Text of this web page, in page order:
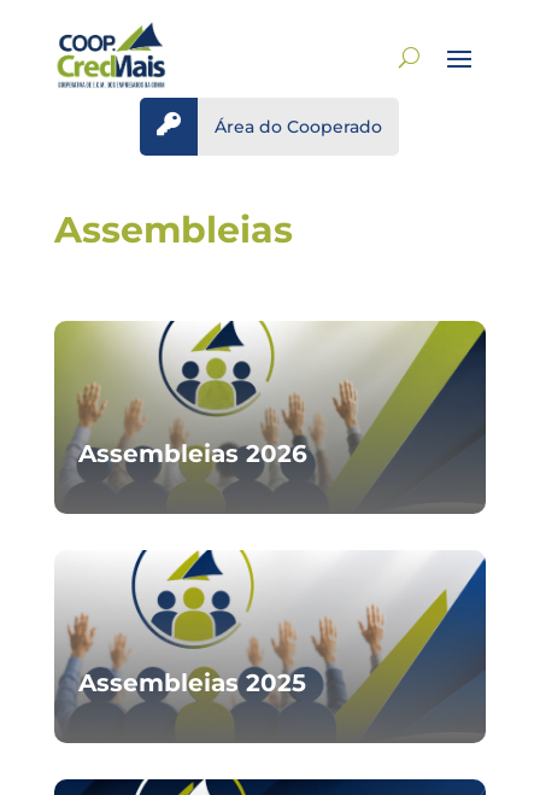
 Área do Cooperado
Assembleias
Assembleias 2026
Assembleias 2025